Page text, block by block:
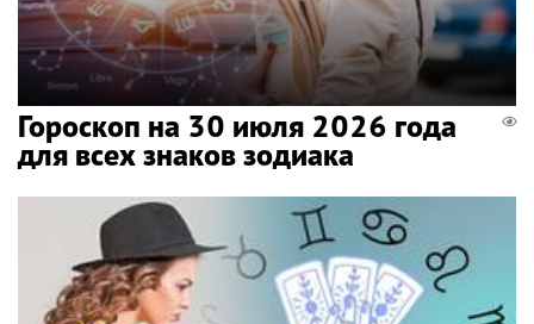
Гороскоп на 30 июля 2026 года
для всех знаков зодиака